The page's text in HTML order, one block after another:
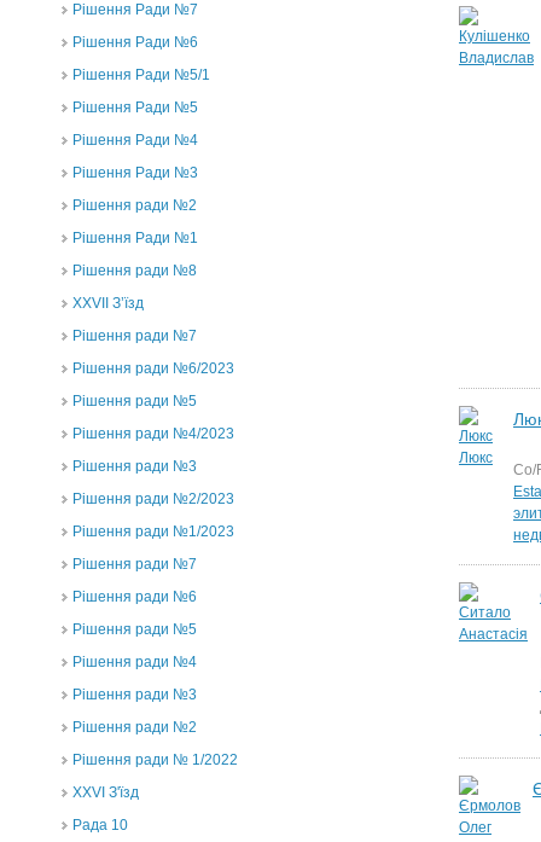
Рішення Ради №7
Рішення Ради №6
Рішення Ради №5/1
Рішення Ради №5
Рішення Ради №4
Рішення Ради №3
Рішення ради №2
Рішення Ради №1
Рішення ради №8
ХХVII З’їзд
Рішення ради №7
Рішення ради №6/2023
Рішення ради №5
Рішення ради №4/2023
Рішення ради №3
Рішення ради №2/2023
Рішення ради №1/2023
Рішення ради №7
Рішення ради №6
Рішення ради №5
Рішення ради №4
Рішення ради №3
Рішення ради №2
Рішення ради № 1/2022
XXVI З'їзд
Рада 10
Co/